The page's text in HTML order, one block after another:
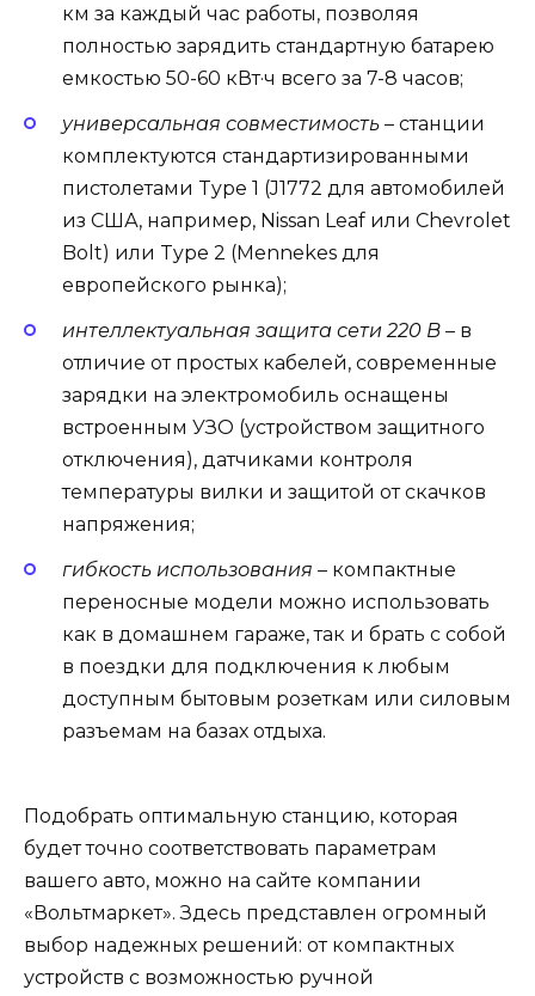
км за каждый час работы, позволяя
полностью зарядить стандартную батарею
емкостью 50-60 кВт·ч всего за 7-8 часов;
универсальная совместимость – станции
комплектуются стандартизированными
пистолетами Type 1 (J1772 для автомобилей
из США, например, Nissan Leaf или Chevrolet
Bolt) или Type 2 (Mennekes для
европейского рынка);
интеллектуальная защита сети 220 В – в
отличие от простых кабелей, современные
зарядки на электромобиль оснащены
встроенным УЗО (устройством защитного
отключения), датчиками контроля
температуры вилки и защитой от скачков
напряжения;
гибкость использования – компактные
переносные модели можно использовать
как в домашнем гараже, так и брать с собой
в поездки для подключения к любым
доступным бытовым розеткам или силовым
разъемам на базах отдыха.
Подобрать оптимальную станцию, которая
будет точно соответствовать параметрам
вашего авто, можно на сайте компании
«Вольтмаркет». Здесь представлен огромный
выбор надежных решений: от компактных
устройств с возможностью ручной